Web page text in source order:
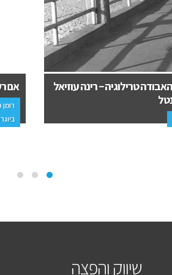
יסתדרו – ניר דונת
סיפורת עברית, ארץ ישראל,
היסטוריה, סיפורת, פרוזה
כתב